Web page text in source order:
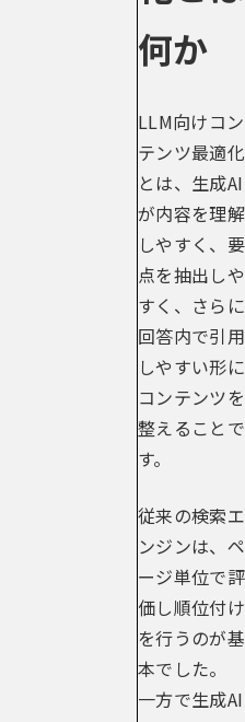
何か
LLM向けコン
テンツ最適化
とは、生成AI
が内容を理解
しやすく、要
点を抽出しや
すく、さらに
回答内で引用
しやすい形に
コンテンツを
整えることで
す。
従来の検索エ
ンジンは、ペ
ージ単位で評
価し順位付け
を行うのが基
本でした。
一方で生成AI